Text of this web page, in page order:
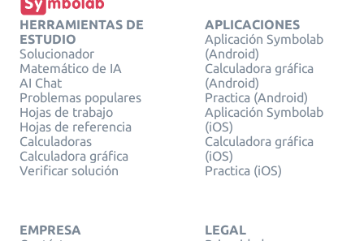
HERRAMIENTAS DE
ESTUDIO
Solucionador
Matemático de IA
AI Chat
Problemas populares
Hojas de trabajo
Hojas de referencia
Calculadoras
Calculadora gráfica
Verificar solución
APLICACIONES
Aplicación Symbolab
(Android)
Calculadora gráfica
(Android)
Practica (Android)
Aplicación Symbolab
(iOS)
Calculadora gráfica
(iOS)
Practica (iOS)
EMPRESA
LEGAL